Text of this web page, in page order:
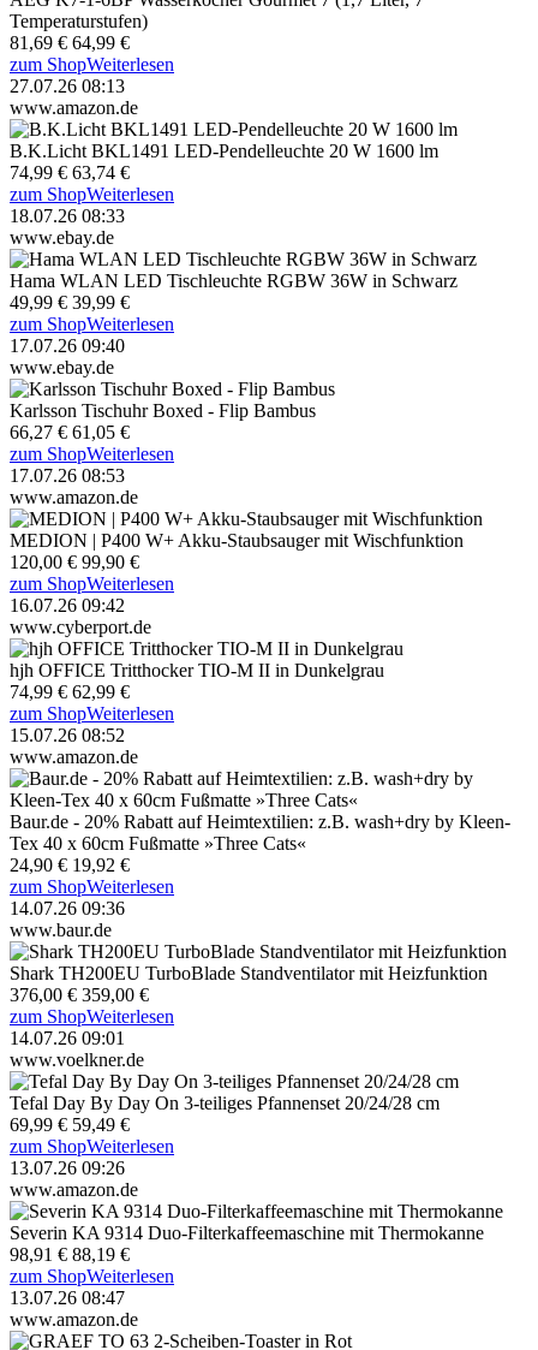
Temperaturstufen)
81,69 € 64,99 €
zum ShopWeiterlesen
27.07.26 08:13
www.amazon.de
B.K.Licht BKL1491 LED-Pendelleuchte 20 W 1600 lm
74,99 € 63,74 €
zum ShopWeiterlesen
18.07.26 08:33
www.ebay.de
Hama WLAN LED Tischleuchte RGBW 36W in Schwarz
49,99 € 39,99 €
zum ShopWeiterlesen
17.07.26 09:40
www.ebay.de
Karlsson Tischuhr Boxed - Flip Bambus
66,27 € 61,05 €
zum ShopWeiterlesen
17.07.26 08:53
www.amazon.de
MEDION | P400 W+ Akku-Staubsauger mit Wischfunktion
120,00 € 99,90 €
zum ShopWeiterlesen
16.07.26 09:42
www.cyberport.de
hjh OFFICE Tritthocker TIO-M II in Dunkelgrau
74,99 € 62,99 €
zum ShopWeiterlesen
15.07.26 08:52
www.amazon.de
Baur.de - 20% Rabatt auf Heimtextilien: z.B. wash+dry by Kleen-
Tex 40 x 60cm Fußmatte »Three Cats«
24,90 € 19,92 €
zum ShopWeiterlesen
14.07.26 09:36
www.baur.de
Shark TH200EU TurboBlade Standventilator mit Heizfunktion
376,00 € 359,00 €
zum ShopWeiterlesen
14.07.26 09:01
www.voelkner.de
Tefal Day By Day On 3-teiliges Pfannenset 20/24/28 cm
69,99 € 59,49 €
zum ShopWeiterlesen
13.07.26 09:26
www.amazon.de
Severin KA 9314 Duo-Filterkaffeemaschine mit Thermokanne
98,91 € 88,19 €
zum ShopWeiterlesen
13.07.26 08:47
www.amazon.de